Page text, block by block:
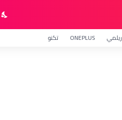
ريلمي ONEPLUS تكنو